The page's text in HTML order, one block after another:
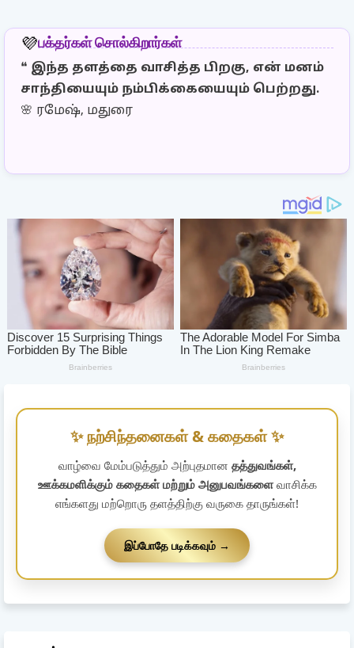
💜பக்தர்கள் சொல்கிறார்கள்
❝ இந்த தளத்தை வாசித்த பிறகு, என் மனம்
சாந்தியையும் நம்பிக்கையையும் பெற்றது.
🌸 ரமேஷ், மதுரை
✨ நற்சிந்தனைகள் & கதைகள் ✨
வாழ்வை மேம்படுத்தும் அற்புதமான தத்துவங்கள்,
ஊக்கமளிக்கும் கதைகள் மற்றும் அனுபவங்களைவாசிக்க
எங்களது மற்றொரு தளத்திற்கு வருகை தாருங்கள்!
இப்போதே படிக்கவும் →